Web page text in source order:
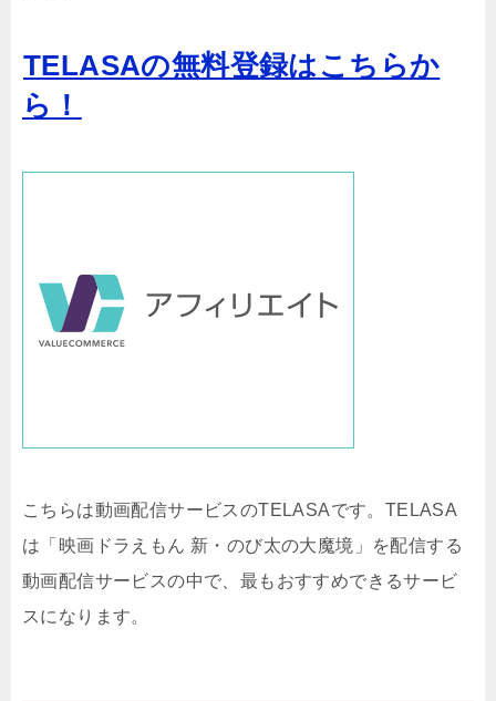
TELASAの無料登録はこちらか
ら！
こちらは動画配信サービスのTELASAです。TELASA
は「映画ドラえもん 新・のび太の大魔境」を配信する
動画配信サービスの中で、最もおすすめできるサービ
スになります。